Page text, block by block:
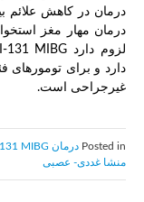
درمان در کاهش علائم
درمان مهار مغز
دارد و برای تومورهای
غیرجراحی است.
Posted in درمان MIBG
منشا غددی- عصبی